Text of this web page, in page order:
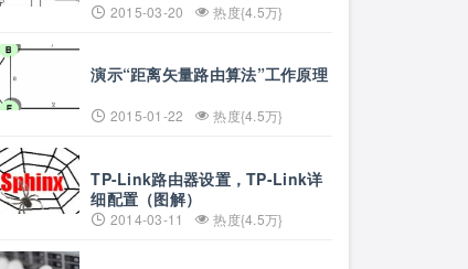
2015-03-20 热度{4.5万}
演示“距离矢量路由算法”工作原理
2015-01-22 热度{4.5万}
TP-Link路由器设置，TP-Link详
细配置（图解）
2014-03-11 热度{4.5万}